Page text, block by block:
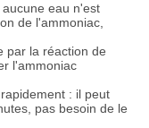
eau n'est
de l'ammoniac,
par la réaction de
l'ammoniac
: il peut
pas besoin de le